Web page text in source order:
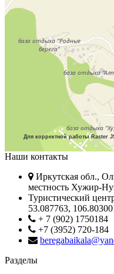
Для корректной работы Raster
Наши контакты
Иркутская обл.,
местность Хужир-
Туристический
53.087763,
+ 7 (902) 1750184
+7 (3952) 720-184
Разделы